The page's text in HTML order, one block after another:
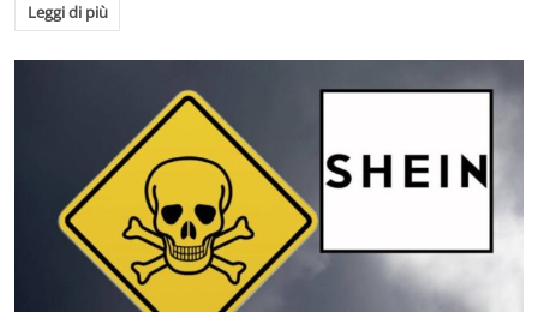
Leggi di più